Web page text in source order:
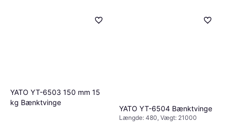
YATO YT-6503 150 mm 15
kg Bænktvinge
YATO YT-6504 Bænktvinge
Længde: 480, Vægt: 21000